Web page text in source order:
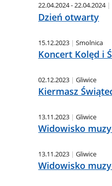
22.04.2024 - 22.04.2024
Dzień otwarty
15.12.2023 Smolnica
Koncert Kolęd i
02.12.2023 Gliwice
Kiermasz
13.11.2023 Gliwice
Widowisko
13.11.2023 Gliwice
Widowisko